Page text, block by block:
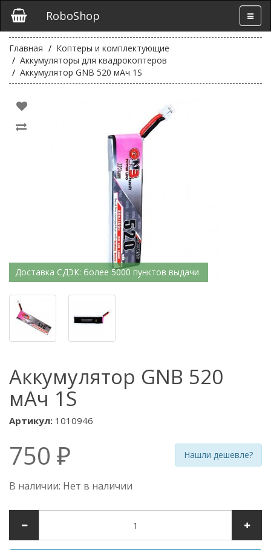
RoboShop
Главная
Коптеры и комплектующие
Аккумуляторы для квадрокоптеров
Аккумулятор GNB 520 мАч 1S
Доставка СДЭК: более 5000 пунктов выдачи
Аккумулятор GNB 520
мАч 1S
Артикул: 1010946
750 ₽ Нашли дешевле?
В наличии: Нет в наличии